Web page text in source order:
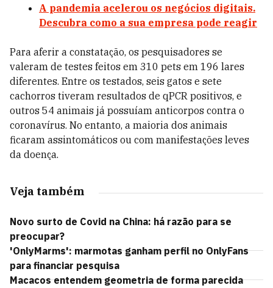
A pandemia acelerou os negócios digitais.
Descubra como a sua empresa pode reagir
Para aferir a constatação, os pesquisadores se
valeram de testes feitos em 310 pets em 196 lares
diferentes. Entre os testados, seis gatos e sete
cachorros tiveram resultados de qPCR positivos, e
outros 54 animais já possuíam anticorpos contra o
coronavírus. No entanto, a maioria dos animais
ficaram assintomáticos ou com manifestações leves
da doença.
Veja também
Novo surto de Covid na China: há razão para se
preocupar?
'OnlyMarms': marmotas ganham perfil no OnlyFans
para financiar pesquisa
Macacos entendem geometria de forma parecida